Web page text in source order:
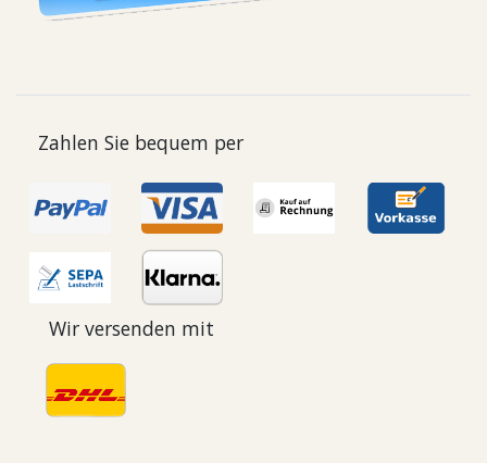
Zahlen Sie bequem per
Wir versenden mit